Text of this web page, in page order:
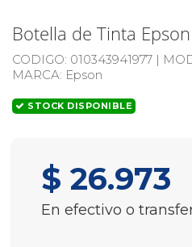
Botella de Tinta
CODIGO: 010343941977 |
MARCA: Epson
STOCK DISPONIBLE
$ 26.973
En efectivo o